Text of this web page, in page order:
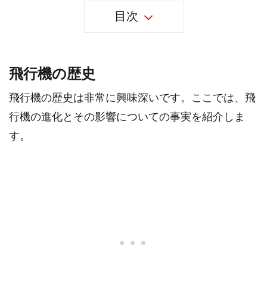
目次
飛行機の歴史
飛行機の歴史は非常に興味深いです。ここでは、飛
行機の進化とその影響についての事実を紹介しま
す。